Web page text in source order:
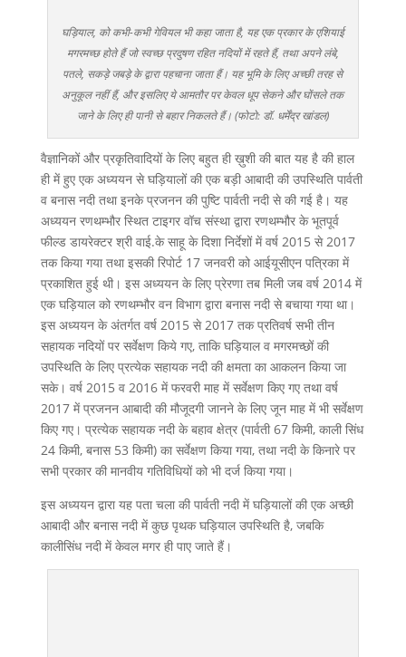
घड़ियाल, को कभी-कभी गेवियल भी कहा जाता है, यह एक प्रकार के एशियाई
मगरमच्छ होते हैं जो स्वच्छ प्रदुषण रहित नदियों में रहते हैं, तथा अपने लंबे,
पतले, सकड़े जबड़े के द्वारा पहचाना जाता हैं। यह भूमि के लिए अच्छी तरह से
अनुकूल नहीं हैं, और इसलिए ये आमतौर पर केवल धूप सेकने और घोंसले तक
जाने के लिए ही पानी से बहार निकलते हैं। (फोटो: डॉ. धर्मेंद्र खांडल)
वैज्ञानिकों और प्रकृतिवादियों के लिए बहुत ही ख़ुशी की बात यह है की हाल
ही में हुए एक अध्ययन से घड़ियालों की एक बड़ी आबादी की उपस्थिति पार्वती
व बनास नदी तथा इनके प्रजनन की पुष्टि पार्वती नदी से की गई है। यह
अध्ययन रणथम्भौर स्थित टाइगर वॉच संस्था द्वारा रणथम्भौर के भूतपूर्व
फील्ड डायरेक्टर श्री वाई.के साहू के दिशा निर्देशों में वर्ष 2015 से 2017
तक किया गया तथा इसकी रिपोर्ट 17 जनवरी को आईयूसीएन पत्रिका में
प्रकाशित हुई थी। इस अध्ययन के लिए प्रेरणा तब मिली जब वर्ष 2014 में
एक घड़ियाल को रणथम्भौर वन विभाग द्वारा बनास नदी से बचाया गया था।
इस अध्ययन के अंतर्गत वर्ष 2015 से 2017 तक प्रतिवर्ष सभी तीन
सहायक नदियों पर सर्वेक्षण किये गए, ताकि घड़ियाल व मगरमच्छों की
उपस्थिति के लिए प्रत्येक सहायक नदी की क्षमता का आकलन किया जा
सके। वर्ष 2015 व 2016 में फरवरी माह में सर्वेक्षण किए गए तथा वर्ष
2017 में प्रजनन आबादी की मौजूदगी जानने के लिए जून माह में भी सर्वेक्षण
किए गए। प्रत्येक सहायक नदी के बहाव क्षेत्र (पार्वती 67 किमी, काली सिंध
24 किमी, बनास 53 किमी) का सर्वेक्षण किया गया, तथा नदी के किनारे पर
सभी प्रकार की मानवीय गतिविधियों को भी दर्ज किया गया।
इस अध्ययन द्वारा यह पता चला की पार्वती नदी में घड़ियालों की एक अच्छी
आबादी और बनास नदी में कुछ पृथक घड़ियाल उपस्थिति है, जबकि
कालीसिंध नदी में केवल मगर ही पाए जाते हैं।